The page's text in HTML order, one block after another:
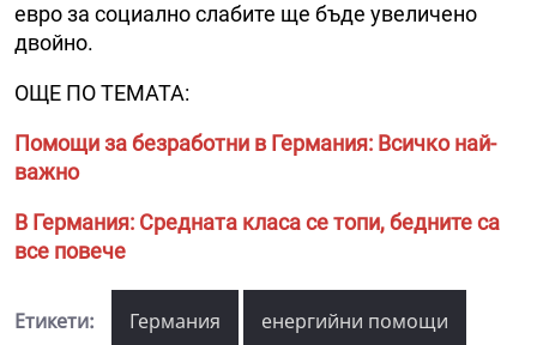
евро за социално слабите ще бъде увеличено
двойно.
ОЩЕ ПО ТЕМАТА:
Помощи за безработни в Германия: Всичко най-
важно
В Германия: Средната класа се топи, бедните са
все повече
Етикети: Германия енергийни помощи